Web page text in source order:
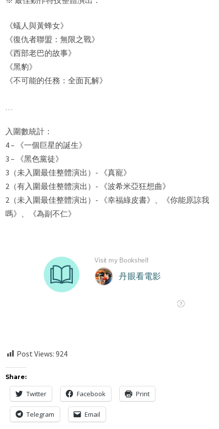
《蟻人與黃蜂女》
《復仇者聯盟：無限之戰》
《西部老巴的故事》
《黑豹》
《不可能的任務：全面瓦解》
入圍數統計：
4 – 《一個巨星的誕生》
3 – 《黑色黨徒》
3（未入圍最佳整體演出）- 《真寵》
2（有入圍最佳整體演出）- 《波希米亞狂想曲》
2（未入圍最佳整體演出）- 《幸福綠皮書》、《你能原諒我
嗎》、《為副不仁》
Post Views: 924
Share:
Twitter Facebook Print
Telegram Email